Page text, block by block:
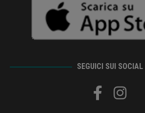
SEGUICI SUI SOCIAL